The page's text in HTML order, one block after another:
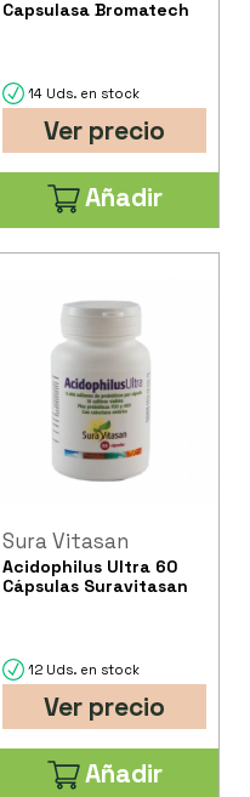
Capsulasa Bromatech
14 Uds. en stock
Ver precio
Añadir
Sura Vitasan
Acidophilus Ultra 60
Cápsulas Suravitasan
12 Uds. en stock
Ver precio
Añadir